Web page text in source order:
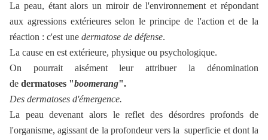
La peau, étant alors un miroir de l'environnement et répondant
aux agressions extérieures selon le principe de l'action et de la
réaction : c'est une dermatose de défense.
La cause en est extérieure, physique ou psychologique.
On pourrait aisément leur attribuer la dénomination
de dermatoses "boomerang".
Des dermatoses d'émergence.
La peau devenant alors le reflet des désordres profonds de
l'organisme, agissant de la profondeur vers la superficie et dont la